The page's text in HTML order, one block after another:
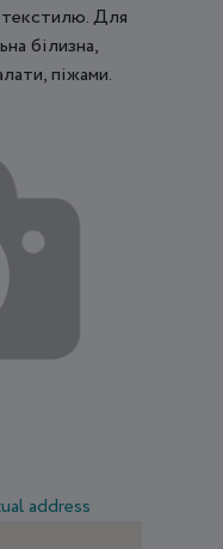
Для
білизна,
піжами.
address